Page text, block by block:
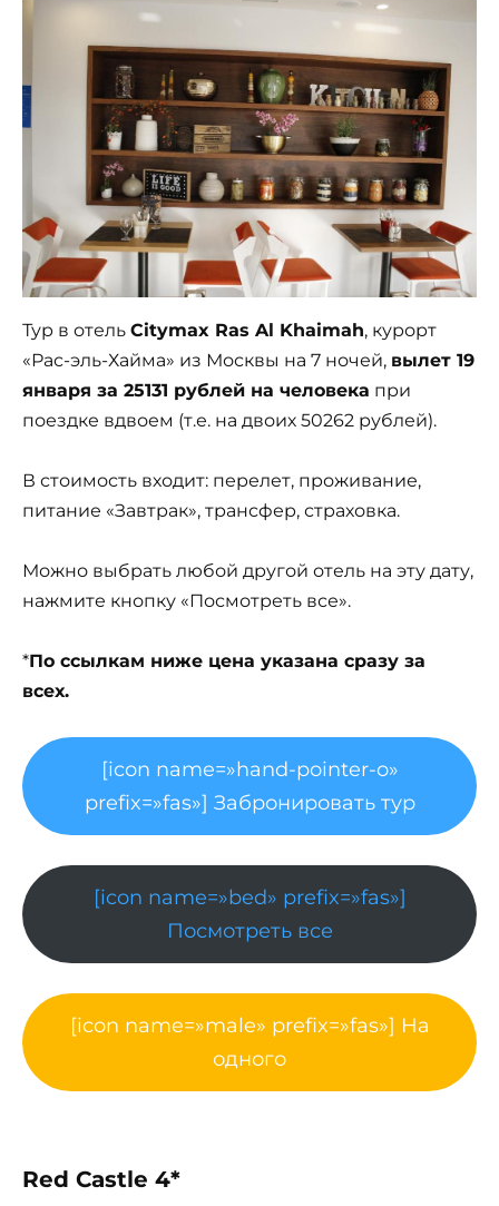
Тур в отель Citymax Ras Al Khaimah, курорт
«Рас-эль-Хайма» из Москвы на 7 ночей, вылет 19
января за 25131 рублей на человека при
поездке вдвоем (т.е. на двоих 50262 рублей).
В стоимость входит: перелет, проживание,
питание «Завтрак», трансфер, страховка.
Можно выбрать любой другой отель на эту дату,
нажмите кнопку «Посмотреть все».
*По ссылкам ниже цена указана сразу за
всех.
[icon name=»hand-pointer-o»
prefix=»fas»] Забронировать тур
[icon name=»bed» prefix=»fas»]
Посмотреть все
[icon name=»male» prefix=»fas»] На
одного
Red Castle 4*